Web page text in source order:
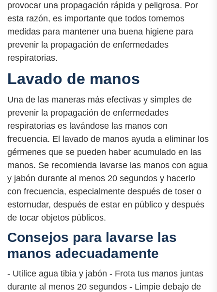
provocar una propagación rápida y peligrosa. Por
esta razón, es importante que todos tomemos
medidas para mantener una buena higiene para
prevenir la propagación de enfermedades
respiratorias.
Lavado de manos
Una de las maneras más efectivas y simples de
prevenir la propagación de enfermedades
respiratorias es lavándose las manos con
frecuencia. El lavado de manos ayuda a eliminar los
gérmenes que se pueden haber acumulado en las
manos. Se recomienda lavarse las manos con agua
y jabón durante al menos 20 segundos y hacerlo
con frecuencia, especialmente después de toser o
estornudar, después de estar en público y después
de tocar objetos públicos.
Consejos para lavarse las
manos adecuadamente
- Utilice agua tibia y jabón - Frota tus manos juntas
durante al menos 20 segundos - Limpie debajo de